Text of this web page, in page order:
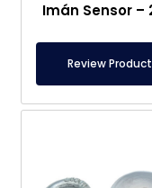
Review Product